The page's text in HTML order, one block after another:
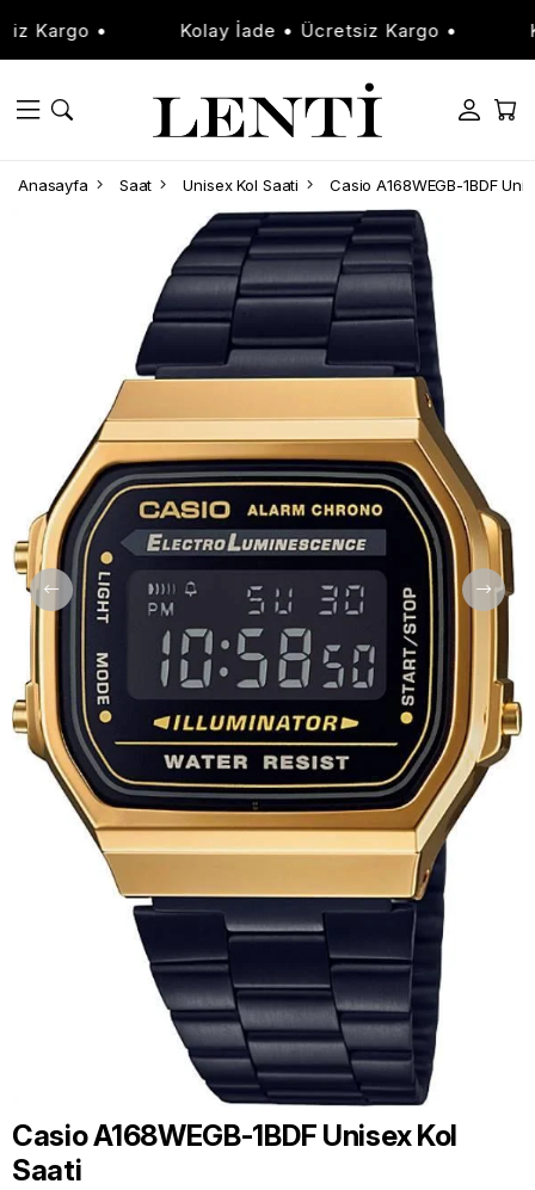
• Kolay İade • Ücretsiz Kargo •
Anasayfa Saat Unisex Kol Saati Casio A168WEGB-1BDF
Casio A168WEGB-1BDF Unisex Kol
Saati